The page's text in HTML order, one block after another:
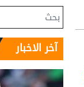
آخر الاخبار